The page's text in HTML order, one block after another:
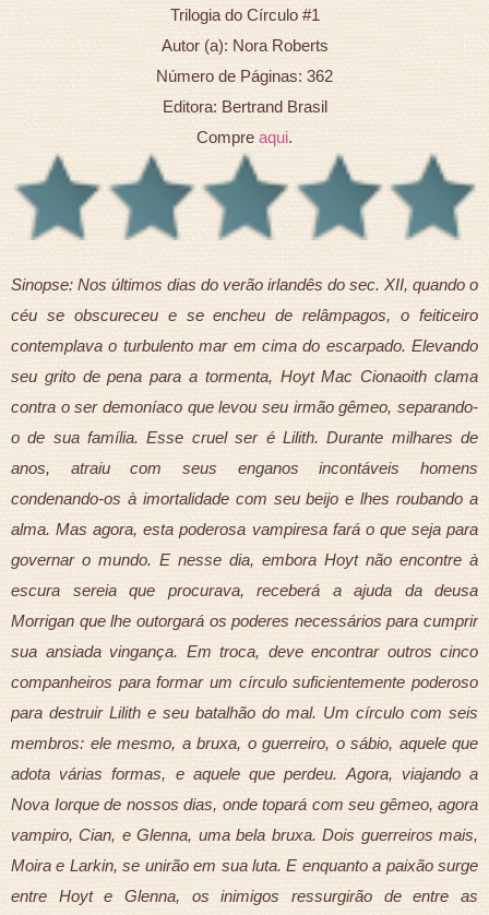
Trilogia do Círculo #1
Autor (a): Nora Roberts
Número de Páginas: 362
Editora: Bertrand Brasil
Compreaqui.
Sinopse: Nos últimos dias do verão irlandês do sec. XII, quando o
céu se obscureceu e se encheu de relâmpagos, o feiticeiro
contemplava o turbulento mar em cima do escarpado. Elevando
seu grito de pena para a tormenta, Hoyt Mac Cionaoith clama
contra o ser demoníaco que levou seu irmão gêmeo, separando-
o de sua família. Esse cruel ser é Lilith. Durante milhares de
anos, atraiu com seus enganos incontáveis homens
condenando-os à imortalidade com seu beijo e lhes roubando a
alma. Mas agora, esta poderosa vampiresa fará o que seja para
governar o mundo. E nesse dia, embora Hoyt não encontre à
escura sereia que procurava, receberá a ajuda da deusa
Morrigan que lhe outorgará os poderes necessários para cumprir
sua ansiada vingança. Em troca, deve encontrar outros cinco
companheiros para formar um círculo suficientemente poderoso
para destruir Lilith e seu batalhão do mal. Um círculo com seis
membros: ele mesmo, a bruxa, o guerreiro, o sábio, aquele que
adota várias formas, e aquele que perdeu. Agora, viajando a
Nova Iorque de nossos dias, onde topará com seu gêmeo, agora
vampiro, Cian, e Glenna, uma bela bruxa. Dois guerreiros mais,
Moira e Larkin, se unirão em sua luta. E enquanto a paixão surge
entre Hoyt e Glenna, os inimigos ressurgirão de entre as